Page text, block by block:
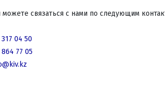
Крупно
Мелко
Красота,
связаться с нами по следующим
317 04 50
864 77 05